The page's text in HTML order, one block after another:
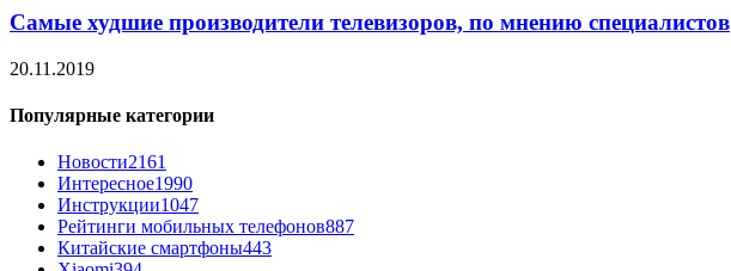
Самые худшие производители телевизоров, по мнению специалистов
20.11.2019
Популярные категории
Новости2161
Интересное1990
Инструкции1047
Рейтинги мобильных телефонов887
Китайские смартфоны443